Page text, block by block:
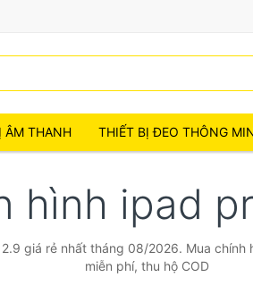
ÂM THANH THIẾT BỊ ĐEO THÔNG
hình ipad
giá rẻ nhất tháng 08/2026. Mua
miễn phí, thu hộ COD